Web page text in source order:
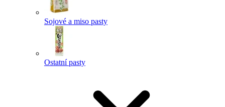
Sojové a miso pasty
Ostatní pasty